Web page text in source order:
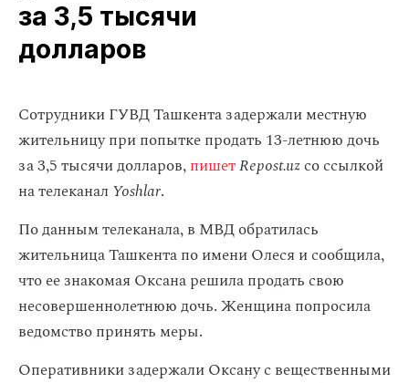
за 3,5 тысячи
долларов
Сотрудники ГУВД Ташкента задержали местную
жительницу при попытке продать 13-летнюю дочь
за 3,5 тысячи долларов,пишетRepost.uzсо ссылкой
на телеканал Yoshlar.
По данным телеканала, в МВД обратилась
жительница Ташкента по имени Олеся и сообщила,
что ее знакомая Оксана решила продать свою
несовершеннолетнюю дочь. Женщина попросила
ведомство принять меры.
Оперативники задержали Оксану с вещественными